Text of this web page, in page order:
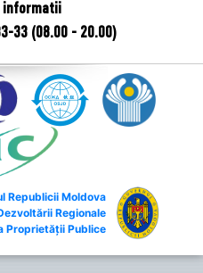
informatii
33 (08.00 - 20.00)
Republicii Moldova
Regionale
Proprietății Publice